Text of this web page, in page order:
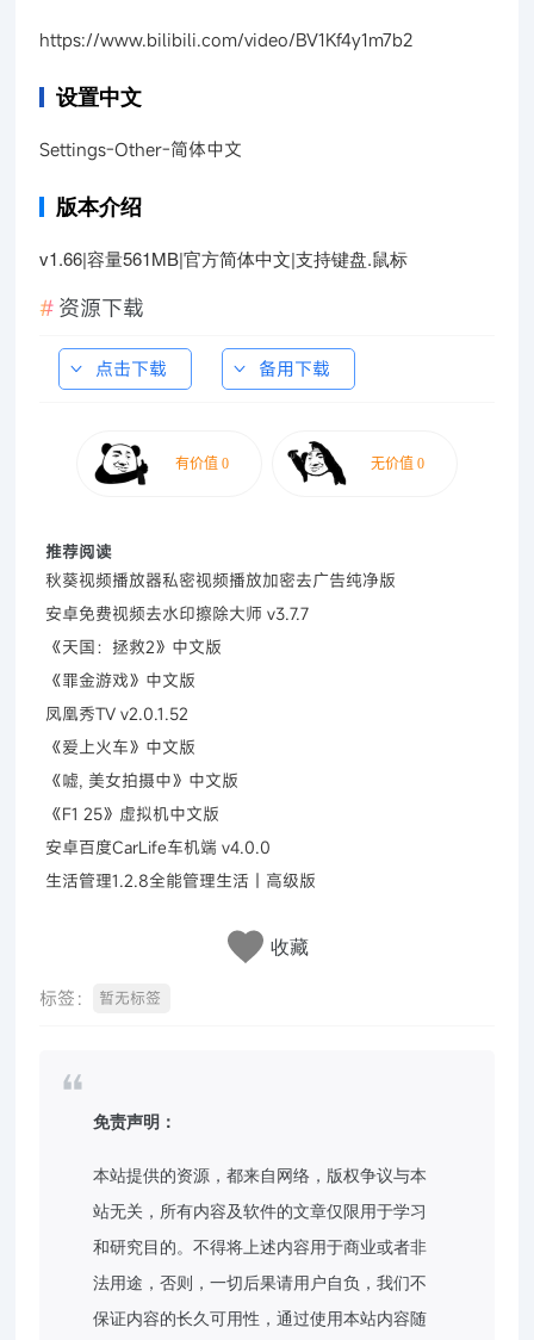
https://www.bilibili.com/video/BV1Kf4y1m7b2
设置中文
Settings-Other-简体中文
版本介绍
v1.66|容量561MB|官方简体中文|支持键盘.鼠标
资源下载
点击下载 备用下载
推荐阅读
秋葵视频播放器私密视频播放加密去广告纯净版
安卓免费视频去水印擦除大师 v3.7.7
《天国：拯救2》中文版
《罪金游戏》中文版
凤凰秀TV v2.0.1.52
《爱上火车》中文版
《嘘, 美女拍摄中》中文版
《F1 25》虚拟机中文版
安卓百度CarLife车机端 v4.0.0
生活管理1.2.8全能管理生活｜高级版
收藏
标签： 暂无标签
免责声明：
本站提供的资源，都来自网络，版权争议与本
站无关，所有内容及软件的文章仅限用于学习
和研究目的。不得将上述内容用于商业或者非
法用途，否则，一切后果请用户自负，我们不
保证内容的长久可用性，通过使用本站内容随